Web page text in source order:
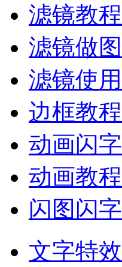
滤镜教程
滤镜做图
滤镜使用
边框教程
动画闪字
动画教程
闪图闪字
文字特效